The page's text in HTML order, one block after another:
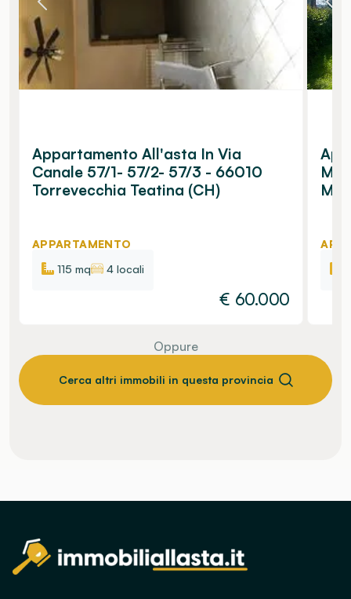
Appartamento All'asta In Via
Canale 57/1- 57/2- 57/3 - 66010
Torrevecchia Teatina (CH)
APPARTAMENTO
115 mq
4 locali
€ 60.000
Oppure
Cerca altri immobili in questa provincia